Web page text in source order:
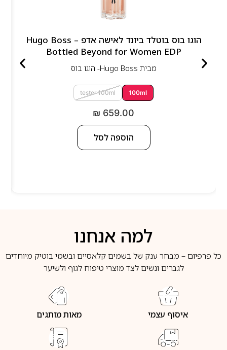
הוגו בוס בוטלד ביונד לאישה אדפ – Hugo Boss
Bottled Beyond for Women EDP
מבית Hugo Boss- הוגו בוס
100ml
tester 100ml
₪ 659.00
הוספה לסל
למה אנחנו
כל פרפיום – מבחר ענק של בשמים קלאסיים ובשמי בוטיק מיוחדים
לגברים ונשים לצד מוצרי טיפוח לגוף ולשיער
איסוף עצמי מאות מותגים